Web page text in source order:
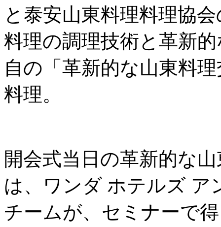
と泰安山東料理料理協
料理の調理技術と革新
自の「革新的な山東料
料理。
開会式当日の革新的な
は、ワンダ ホテルズ ア
チームが、セミナーで